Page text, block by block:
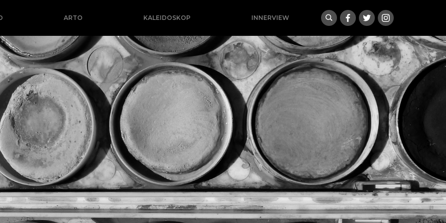
ARTO KALEIDOSKOP INNERVIEW